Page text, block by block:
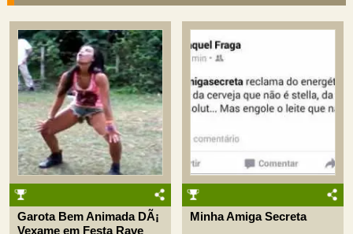
Garota Bem Animada DÃ¡
Vexame em Festa Rave
Minha Amiga Secreta